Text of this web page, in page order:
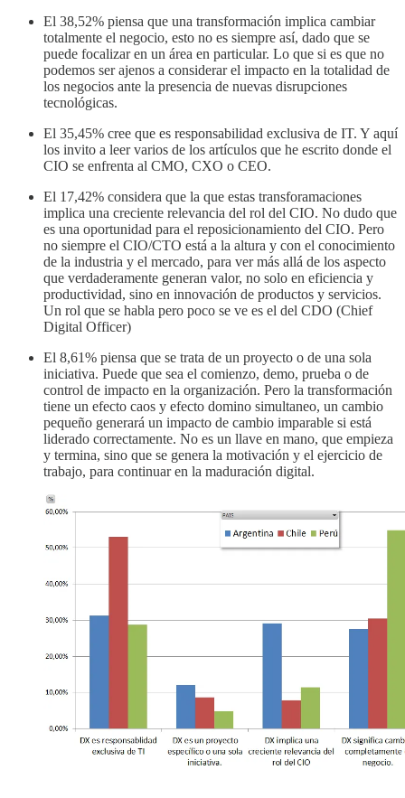
El 38,52% piensa que una transformación implica cambiar
totalmente el negocio, esto no es siempre así, dado que se
puede focalizar en un área en particular. Lo que si es que no
podemos ser ajenos a considerar el impacto en la totalidad de
los negocios ante la presencia de nuevas disrupciones
tecnológicas.
El 35,45% cree que es responsabilidad exclusiva de IT. Y aquí
los invito a leer varios de los artículos que he escrito donde el
CIO se enfrenta al CMO, CXO o CEO.
El 17,42% considera que la que estas transforamaciones
implica una creciente relevancia del rol del CIO. No dudo que
es una oportunidad para el reposicionamiento del CIO. Pero
no siempre el CIO/CTO está a la altura y con el conocimiento
de la industria y el mercado, para ver más allá de los aspecto
que verdaderamente generan valor, no solo en eficiencia y
productividad, sino en innovación de productos y servicios.
Un rol que se habla pero poco se ve es el del CDO (Chief
Digital Officer)
El 8,61% piensa que se trata de un proyecto o de una sola
iniciativa. Puede que sea el comienzo, demo, prueba o de
control de impacto en la organización. Pero la transformación
tiene un efecto caos y efecto domino simultaneo, un cambio
pequeño generará un impacto de cambio imparable si está
liderado correctamente. No es un llave en mano, que empieza
y termina, sino que se genera la motivación y el ejercicio de
trabajo, para continuar en la maduración digital.